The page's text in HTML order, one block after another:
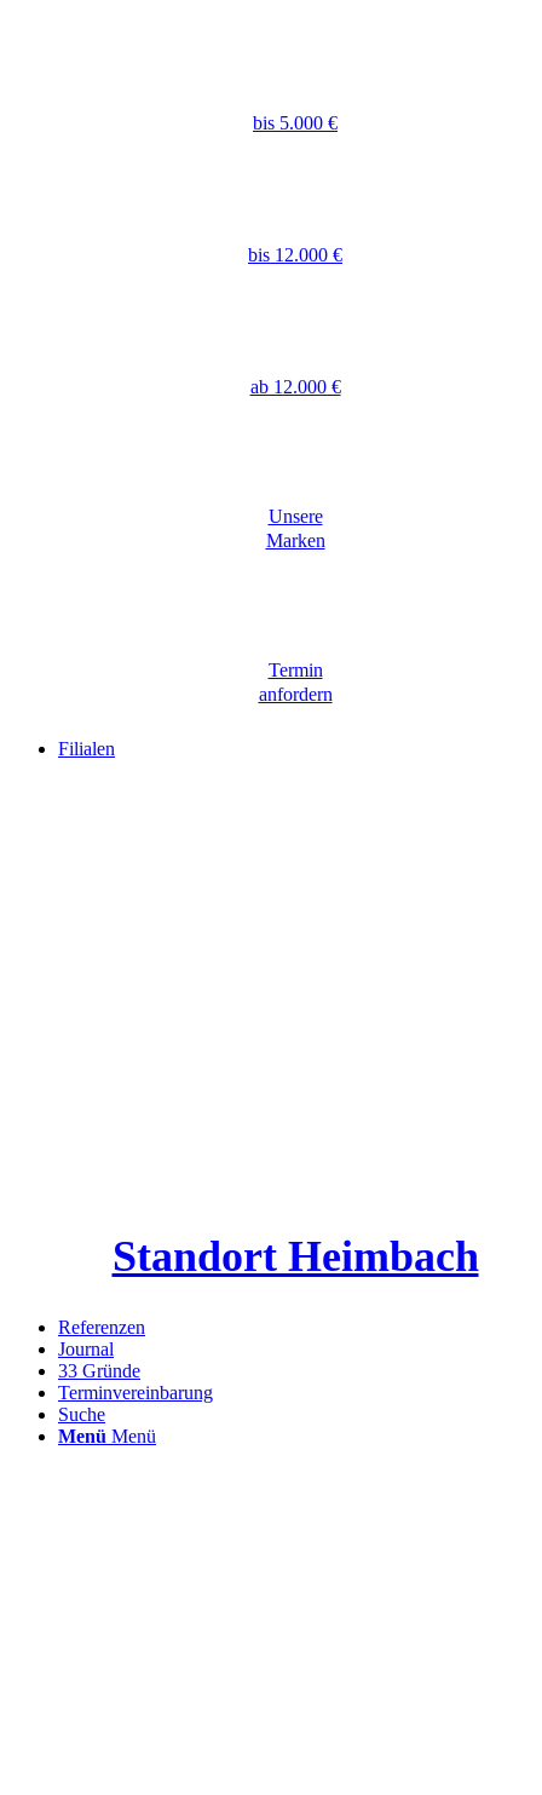
bis 5.000 €
bis 12.000 €
ab 12.000 €
Unsere
Marken
Termin
anfordern
Filialen
Standort Heimbach
Referenzen
Journal
33 Gründe
Terminvereinbarung
Suche
Menü Menü